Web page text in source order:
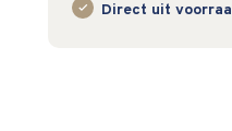
Direct uit